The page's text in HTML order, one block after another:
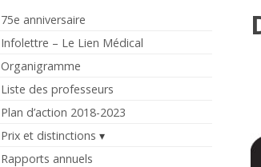
75e anniversaire
Infolettre – Le Lien Médical
Organigramme
Liste des professeurs
Plan d’action 2018-2023
Prix et distinctions
Rapports annuels